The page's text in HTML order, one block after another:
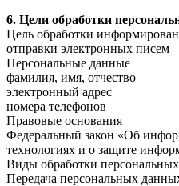
6. Цели обработки
Цель обработки
отправки электронных писем
Персональные данные
фамилия, имя, отчество
электронный адрес
номера телефонов
Правовые основания
Федеральный закон «Об
технологиях и о защите
Виды обработки
Передача персональных